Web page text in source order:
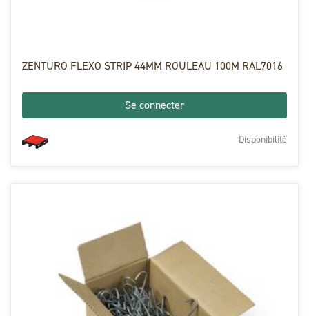
ZENTURO FLEXO STRIP 44MM ROULEAU 100M RAL7016
Se connecter
Disponibilité